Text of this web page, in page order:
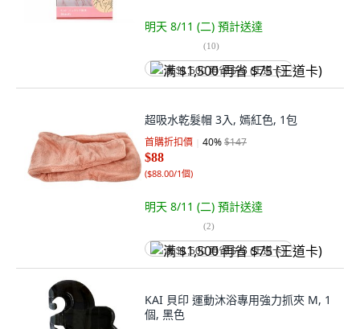
明天 8/11 (二) 預計送達
(10)
满 $1,500 再省 $75 (王道卡)
超吸水乾髮帽 3入, 嫣紅色, 1包
首購折扣價 40%$147
$88
($88.00/1個)
明天 8/11 (二) 預計送達
(2)
满 $1,500 再省 $75 (王道卡)
KAI 貝印 運動沐浴專用強力抓夾 M, 1
個, 黑色